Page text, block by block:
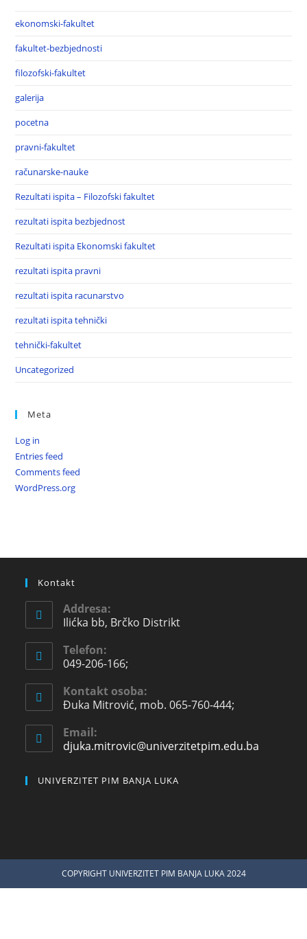
ekonomski-fakultet
fakultet-bezbjednosti
filozofski-fakultet
galerija
pocetna
pravni-fakultet
računarske-nauke
Rezultati ispita – Filozofski fakultet
rezultati ispita bezbjednost
Rezultati ispita Ekonomski fakultet
rezultati ispita pravni
rezultati ispita racunarstvo
rezultati ispita tehnički
tehnički-fakultet
Uncategorized
Meta
Log in
Entries feed
Comments feed
WordPress.org
Kontakt
Addresa:
Ilićka bb, Brčko Distrikt
Telefon:
049-206-166;
Kontakt osoba:
Đuka Mitrović, mob. 065-760-444;
Email:
djuka.mitrovic@univerzitetpim.edu.ba
UNIVERZITET PIM BANJA LUKA
COPYRIGHT UNIVERZITET PIM BANJA LUKA 2024